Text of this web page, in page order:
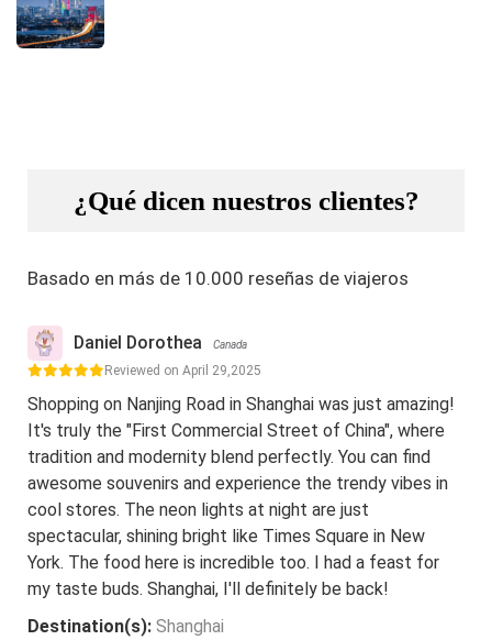
¿Qué dicen nuestros clientes?
Basado en más de 10.000 reseñas de viajeros
Daniel Dorothea Canada
Reviewed on April 29,2025
Shopping on Nanjing Road in Shanghai was just amazing!
It's truly the "First Commercial Street of China", where
tradition and modernity blend perfectly. You can find
awesome souvenirs and experience the trendy vibes in
cool stores. The neon lights at night are just
spectacular, shining bright like Times Square in New
York. The food here is incredible too. I had a feast for
my taste buds. Shanghai, I'll definitely be back!
Destination(s): Shanghai